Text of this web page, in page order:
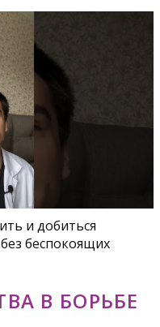
и добиться
беспокоящих
В БОРЬБЕ